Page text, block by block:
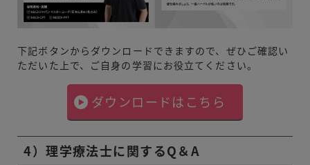
下記ボタンからダウンロードできますので、ぜひご確認い
ただいた上で、ご自身の学習にお役立てください。
ダウンロードはこちら
4）理学療法士に関するQ＆A